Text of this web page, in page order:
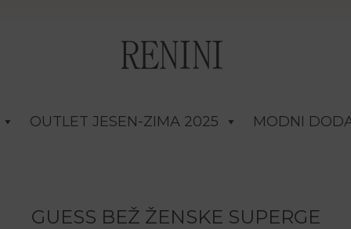
OUTLET JESEN-ZIMA 2025 MODNI
GUESS BEŽ ŽENSKE SUPERGE